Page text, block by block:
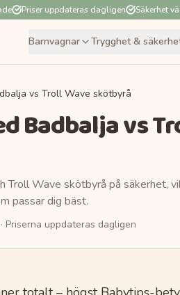
Priser uppdateras dagligen Säkerhet
Barnvagnar Trygghet &
vs Troll Wave skötbyrå
Badbaljavs
Troll Wave skötbyrå på säkerhet,
passar dig bäst.
· Priserna uppdateras dagligen